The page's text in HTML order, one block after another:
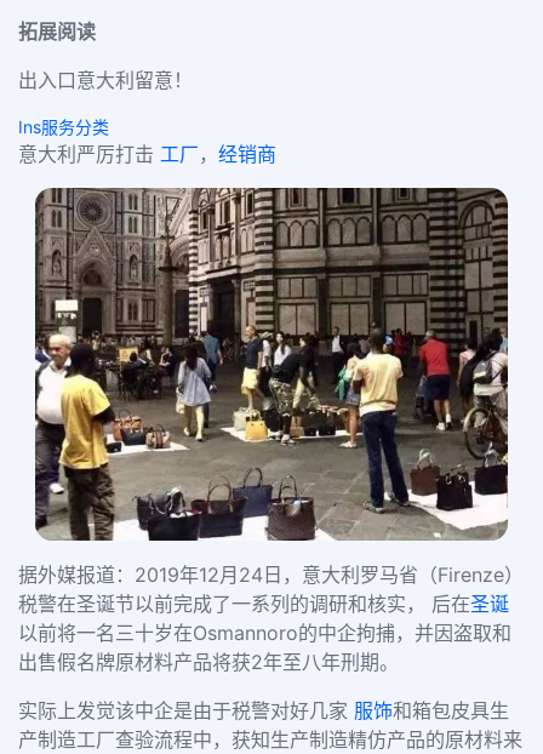
拓展阅读
出入口意大利留意！
Ins服务分类
意大利严厉打击 工厂 ， 经销商
据外媒报道：2019年12月24日，意大利罗马省（Firenze）
税警在圣诞节以前完成了一系列的调研和核实， 后在圣诞
以前将一名三十岁在Osmannoro的中企拘捕，并因盗取和
出售假名牌原材料产品将获2年至八年刑期。
实际上发觉该中企是由于税警对好几家 服饰和箱包皮具生
产制造工厂查验流程中，获知生产制造精仿产品的原材料来